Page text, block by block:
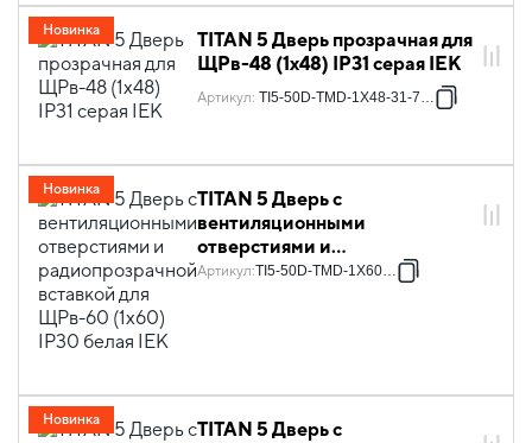
TITAN 5 Дверь прозрачная для
ЩРв-48 (1х48) IP31 серая IEK
Артикул: TI5-50D-TMD-1X48-31-7035
Новинка
TITAN 5 Дверь с
вентиляционными
отверстиями и
радиопрозрачной вставкой
Артикул:TI5-50D-TMD-1X60-30
Новинка
TITAN 5 Дверь с
Новинка